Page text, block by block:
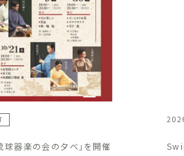
球器楽の会の夕べ」を開催